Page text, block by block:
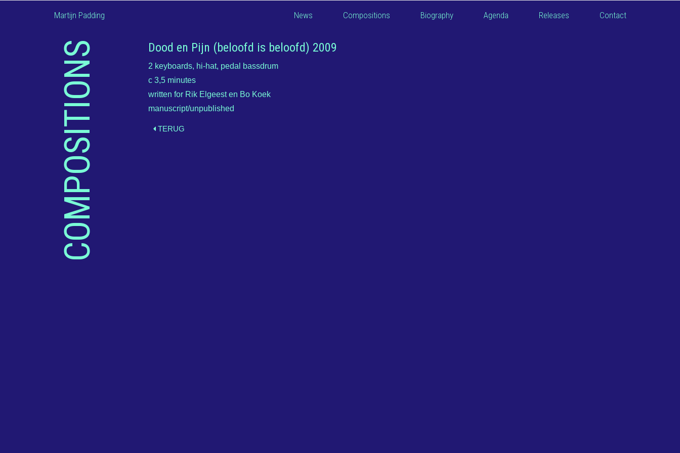
Martijn Padding News Compositions Biography Agenda Releases Contact
COMPOSITIONS Dood en Pijn (beloofd is beloofd) 2009
2 keyboards, hi-hat, pedal bassdrum
c 3,5 minutes
written for Rik Elgeest en Bo Koek
manuscript/unpublished
TERUG